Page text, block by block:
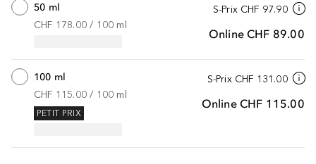
S-Prix CHF 97.90
Online CHF 89.00
50 ml
CHF 178.00 / 100 ml
S-Prix CHF 131.00
Online CHF 115.00
100 ml
CHF 115.00 / 100 ml
PETIT PRIX